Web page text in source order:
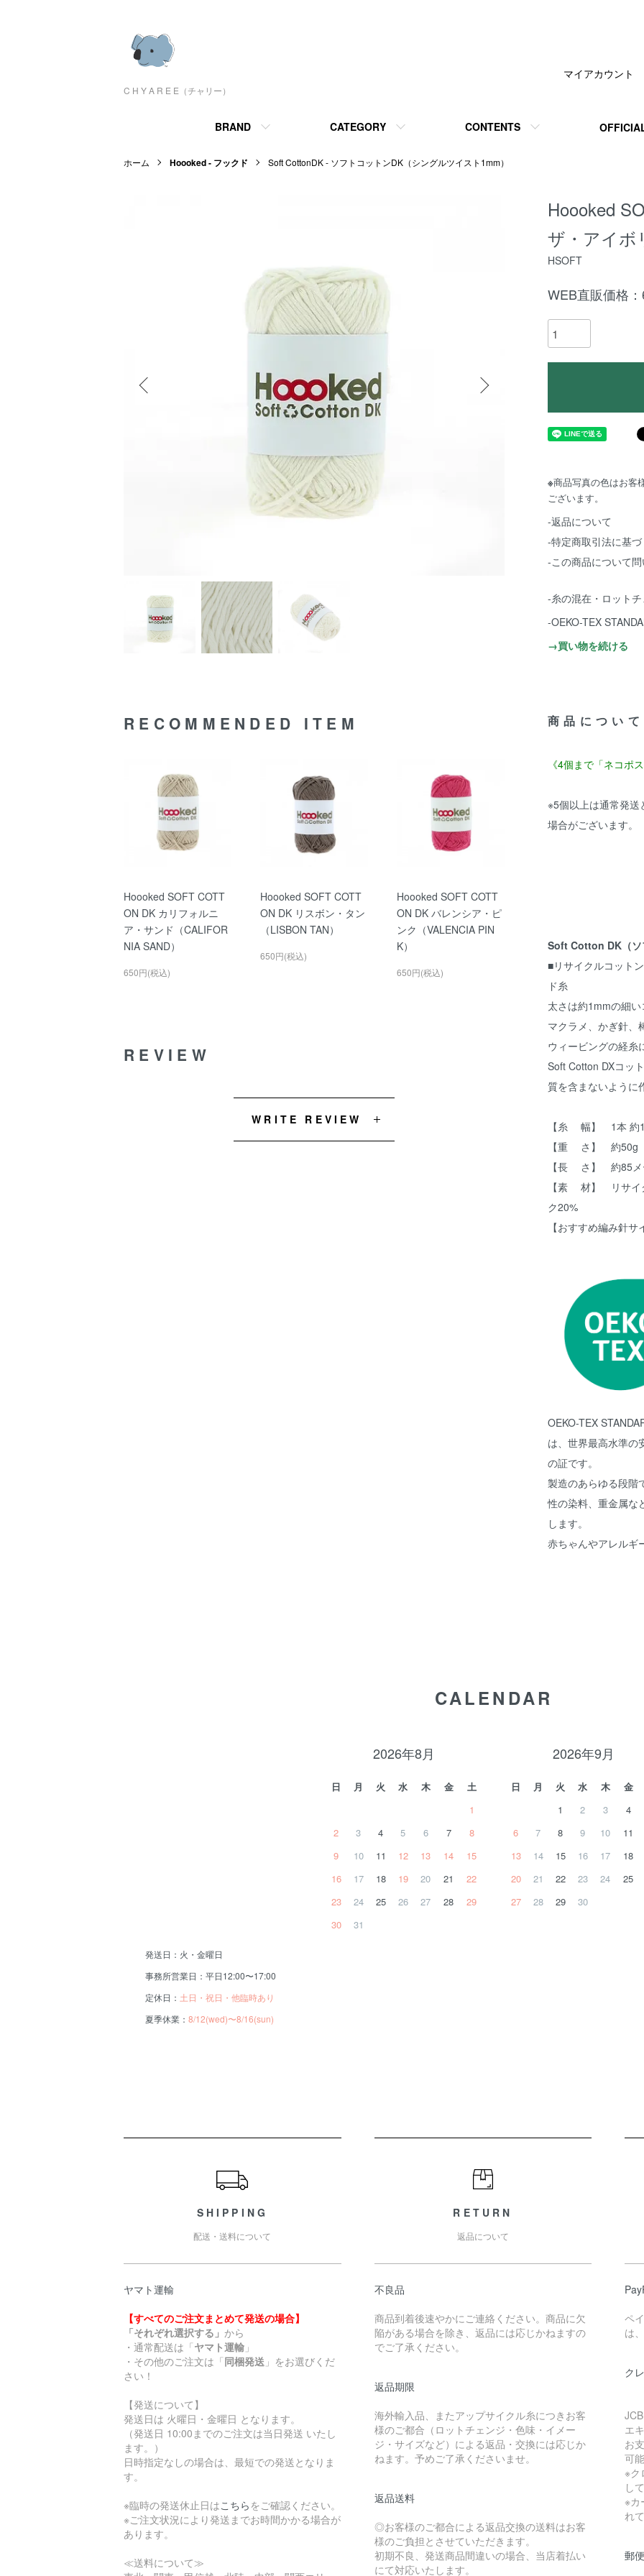
C H Y A R E E（チャリー）
BRAND CATEGORY CONTENTS
マイアカウント
ホーム Hoooked - フックド Soft CottonDK - ソフトコットンDK（シングルツイスト1mm）
Hoooked
ザ・アイボ
HSOFT
WEB直販価格
※商品写真の色はお客
ございます。
-返品について
-特定商取引法に基
-この商品について
-糸の混在・ロット
-OEKO-TEX
→買い物を続ける
商品について
《4個まで「ネコポ
※5個以上は通常発送
場合がございます。
Soft Cotton DK（ソ
■リサイクルコット
ド糸
太さは約1mmの細い
マクラメ、かぎ針、
ウィービングの経糸
Soft Cotton DXコッ
質を含まないように
【糸 幅】 1本 約
【重 さ】 約50g
【長 さ】 約85メ
【素 材】 リサイ
ク20%
【おすすめ編み針
OEKO-TEX
は、世界最高水準の
の証です。
製造のあらゆる段階
性の染料、重金属な
します。
赤ちゃんやアレルギ
RECOMMENDED ITEM
Hoooked SOFT COTT
ON DK カリフォルニ
ア・サンド（CALIFOR
NIA SAND）
650円(税込)
Hoooked SOFT COTT
ON DK リスボン・タン
（LISBON TAN）
650円(税込)
Hoooked SOFT COTT
ON DK バレンシア・ピ
ンク（VALENCIA PIN
K）
650円(税込)
REVIEW
WRITE REVIEW
CALENDAR
2026年8月
日 月 火 水 木 金
土
1
2
3 4 5 6 7
8
9
10 11 12 13 14
15
16
17 18 19 20 21
22
23
24 25 26 27 28
29
30
31
2026年9月
日 月 火 水 木 金
1
2 3 4
6
7 8 9 10 11
13
14 15 16 17 18
20
21 22 23 24 25
27
28 29 30
発送日：火・金曜日
事務所営業日：平日12:00〜17:00
定休日： 土日・祝日・他臨時あり
夏季休業： 8/12(wed)〜8/16(sun)
SHIPPING
配送・送料について
ヤマト運輸
【すべてのご注文まとめて発送の場合】
「それぞれ選択する」 から
・通常配送は「ヤマト運輸 」
・その他のご注文は「同梱発送 」をお選びくだ
さい！
【発送について】
発送日は 火曜日・金曜日 となります。
（発送日 10:00までのご注文は当日発送 いたし
ます。）
日時指定なしの場合は、最短での発送となりま
す。
※臨時の発送休止日はこちら をご確認ください。
※ご注文状況により発送までお時間かかる場合が
あります。
≪送料について≫
RETURN
返品について
不良品
商品到着後速やかにご連絡ください。商品に欠
陥がある場合を除き、返品には応じかねますの
でご了承ください。
返品期限
海外輸入品、またアップサイクル糸につきお客
様のご都合（ロットチェンジ・色味・イメー
ジ・サイズなど）による返品・交換には応じか
ねます。予めご了承くださいませ。
返品送料
◎お客様のご都合による返品交換の送料はお客
様のご負担とさせていただきます。
初期不良、発送商品間違いの場合、当店着払い
にて対応いたします。
ペ
は
ク
エ
お
可
※ク
し
※カ
れ
郵